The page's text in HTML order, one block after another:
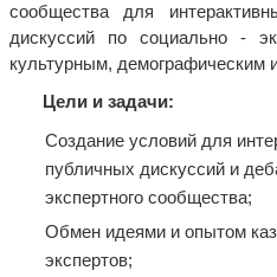
сообщества для
дискуссий по социально -
культурным, демографическим
Цели и задачи:
Создание условий для
публичных дискуссий и
экспертного сообщества;
Обмен идеями и опытом
экспертов;